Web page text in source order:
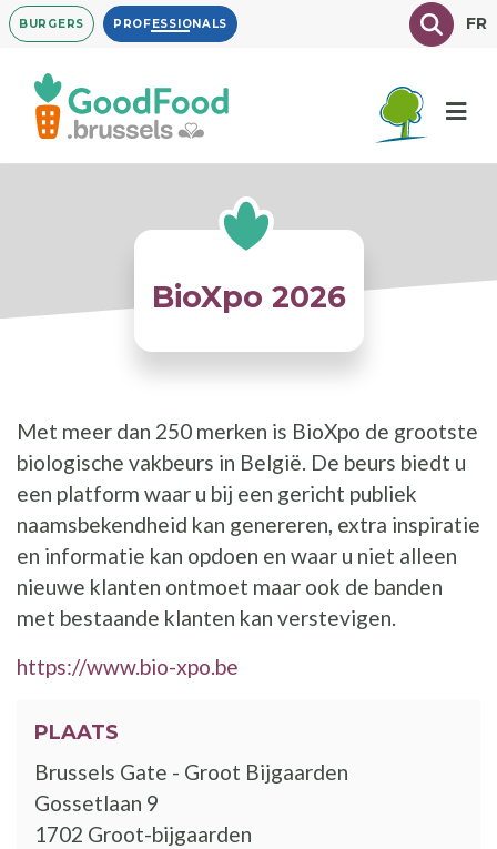
Overslaan
en
inhoud
gaan
BURGERS PROFESSIONALS TexteFR
BioXpo 2026
Met meer dan 250 merken is BioXpo de grootste
biologische vakbeurs in België. De beurs biedt u
een platform waar u bij een gericht publiek
naamsbekendheid kan genereren, extra inspiratie
en informatie kan opdoen en waar u niet alleen
nieuwe klanten ontmoet maar ook de banden
met bestaande klanten kan verstevigen.
https://www.bio-xpo.be
PLAATS
Brussels Gate - Groot Bijgaarden
Gossetlaan 9
1702 Groot-bijgaarden